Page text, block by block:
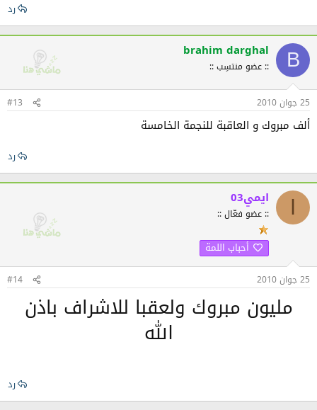
رد
B
brahim darghal
:: عضو منتسِب ::
25 جوان 2010 #13
ألف مبروك و العاقبة للنجمة الخامسة
رد
ايمي03
:: عضو فعّال ::
أحباب اللمة
25 جوان 2010 #14
مليون مبروك ولعقبا للاشراف باذن
الله
رد